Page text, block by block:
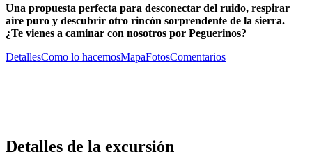
Una propuesta perfecta para desconectar del ruido, respirar
aire puro y descubrir otro rincón sorprendente de la sierra.
¿Te vienes a caminar con nosotros por Peguerinos?
DetallesComo lo hacemosMapaFotosComentarios
Detalles de la excursión